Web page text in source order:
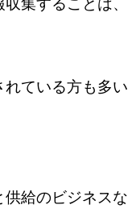
集することは、
ている方も多い
給のビジネスな